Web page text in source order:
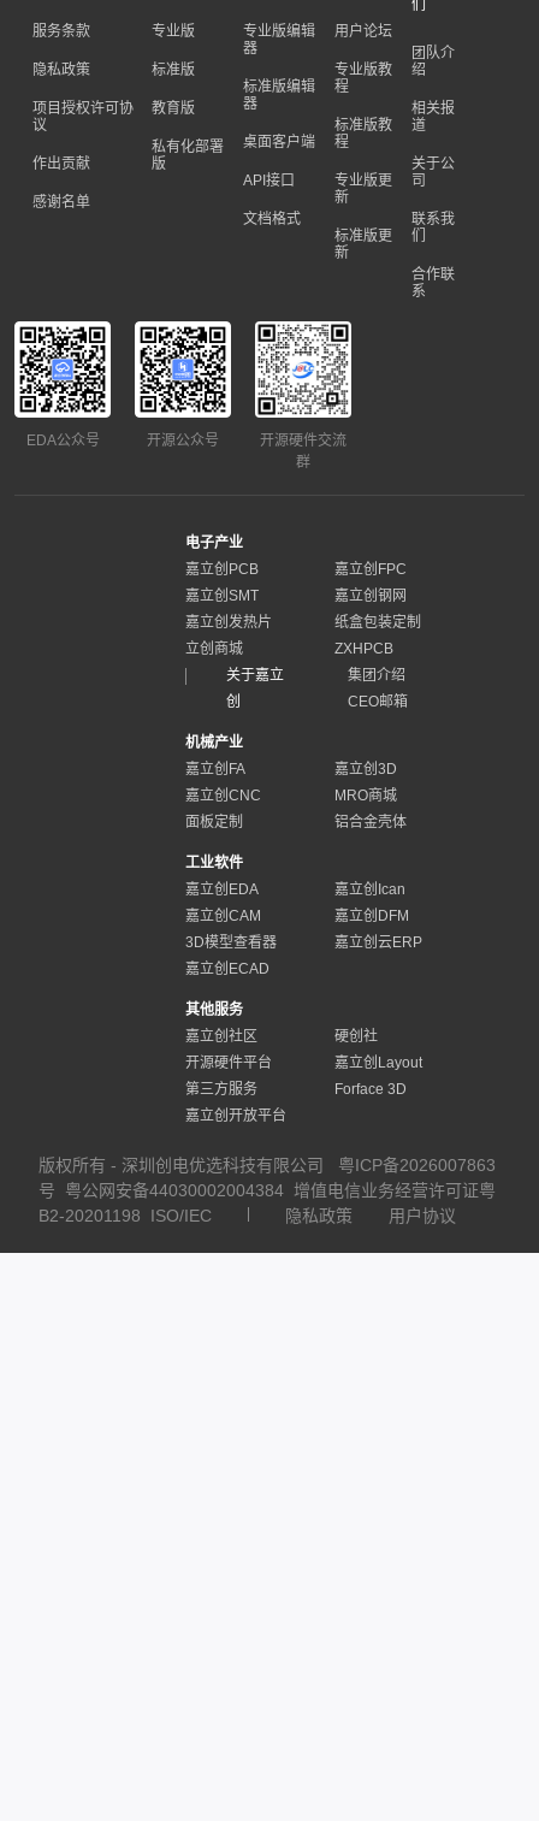
服务条款
隐私政策
项目授权许可协
议
作出贡献
感谢名单
专业版
标准版
教育版
私有化部署
版
专业版编辑
器
标准版编辑
器
桌面客户端
API接口
文档格式
用户论坛
专业版教
程
标准版教
程
专业版更
新
标准版更
新
们
团队介
绍
相关报
道
关于公
司
联系我
们
合作联
系
EDA公众号 开源公众号
开源硬件交流
群
电子产业
嘉立创PCB
嘉立创FPC
嘉立创SMT
嘉立创钢网
嘉立创发热片
纸盒包装定制
立创商城
ZXHPCB
关于嘉立
创
集团介绍
CEO邮箱
机械产业
嘉立创FA
嘉立创3D
嘉立创CNC
MRO商城
面板定制
铝合金壳体
工业软件
嘉立创EDA
嘉立创Ican
嘉立创CAM
嘉立创DFM
3D模型查看器
嘉立创云ERP
嘉立创ECAD
其他服务
嘉立创社区
硬创社
开源硬件平台
嘉立创Layout
第三方服务
Forface 3D
嘉立创开放平台
版权所有 - 深圳创电优选科技有限公司
粤ICP备2026007863
号
粤公网安备44030002004384 增值电信业务经营许可证粤
B2-20201198
ISO/IEC 隐私政策 用户协议